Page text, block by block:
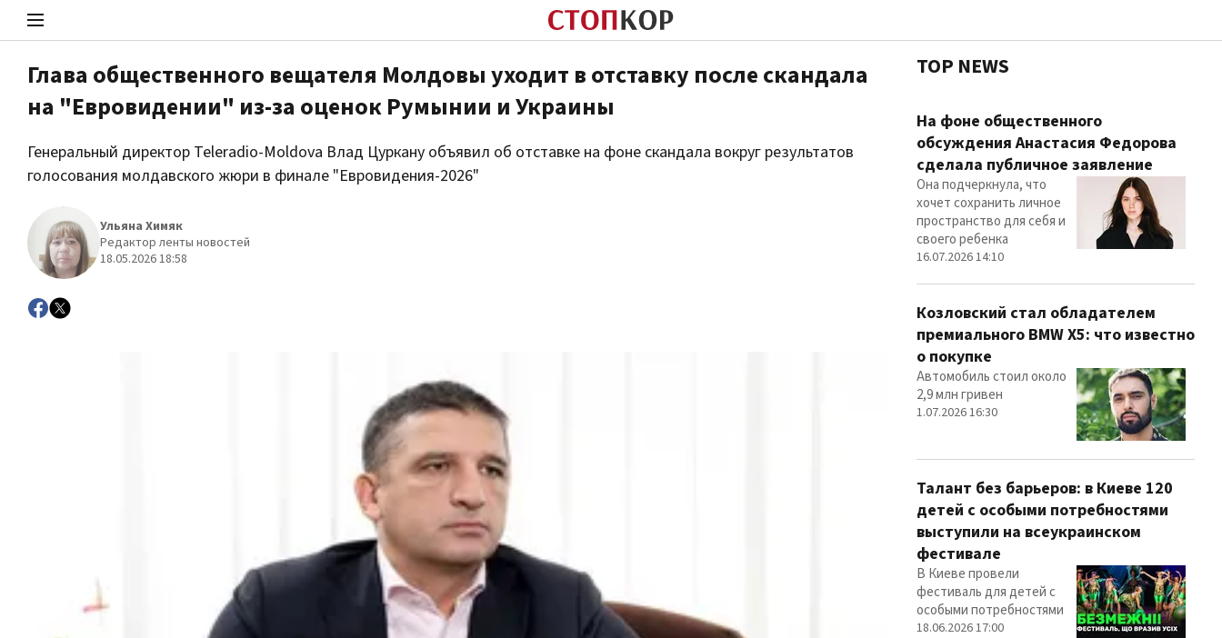
Стоп Политической Коррупции
Глава общественного вещателя Молдовы уходит в отставку после скандала
на "Евровидении" из-за оценок Румынии и Украины
Генеральный директор Teleradio-Moldova Влад Цуркану объявил об отставке на фоне скандала вокруг результатов
голосования молдавского жюри в финале "Евровидения-2026"
Ульяна Химяк
Редактор ленты новостей
18.05.2026 18:58
TOP NEWS
На фоне общественного
обсуждения Анастасия Федорова
сделала публичное заявление
Она подчеркнула, что
хочет сохранить личное
пространство для себя и
своего ребенка
16.07.2026 14:10
Козловский стал обладателем
премиального BMW X5: что известно
о покупке
Автомобиль стоил около
2,9 млн гривен
1.07.2026 16:30
Талант без барьеров: в Киеве 120
детей с особыми потребностями
выступили на всеукраинском
фестивале
В Киеве провели
фестиваль для детей с
особыми потребностями
18.06.2026 17:00